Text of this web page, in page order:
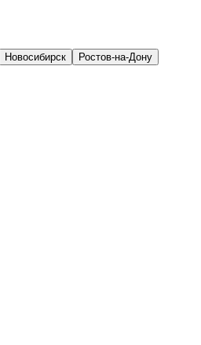
Новосибирск
Ростов-на-Дону